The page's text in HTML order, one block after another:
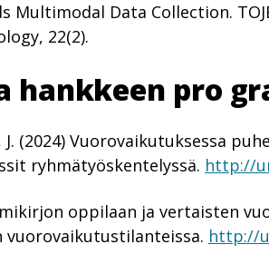
Multimodal Data Collection.
22(2).
hankkeen pro
J. (2024) Vuorovaikutuksessa
ryhmätyöskentelyssä. http://
oppilaan ja vertaisten
vuorovaikutustilanteissa. http://